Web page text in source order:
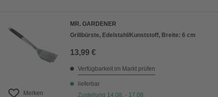
Merken
MR. GARDENER
Grillbürste, Edelstahl/Kunststoff, Breite: 6 cm
13,99 €
Verfügbarkeit im Markt prüfen
lieferbar
Zustellung 14.08. - 17.08.